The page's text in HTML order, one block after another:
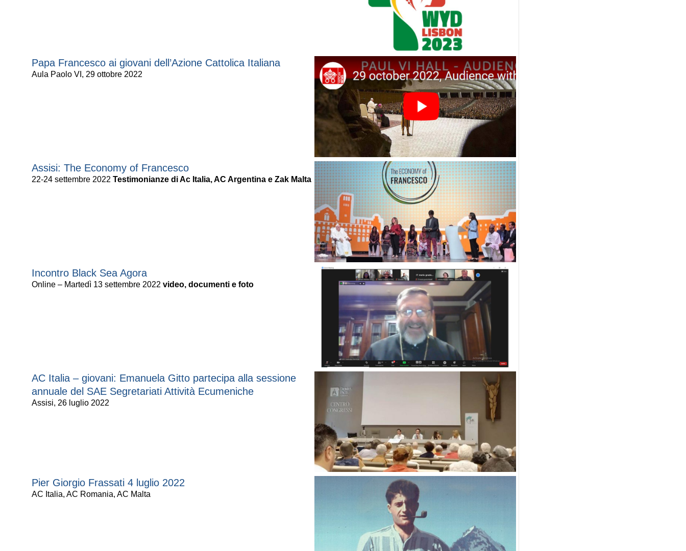
Papa Francesco ai giovani dell’Azione Cattolica Italiana
Aula Paolo VI, 29 ottobre 2022
Assisi: The Economy of Francesco
22-24 settembre 2022 Testimonianze di Ac Italia, AC Argentina e Zak Malta
Incontro Black Sea Agora
Online – Martedì 13 settembre 2022 video, documenti e foto
AC Italia – giovani: Emanuela Gitto partecipa alla sessione
annuale del SAE Segretariati Attività Ecumeniche
Assisi, 26 luglio 2022
Pier Giorgio Frassati 4 luglio 2022
AC Italia, AC Romania, AC Malta